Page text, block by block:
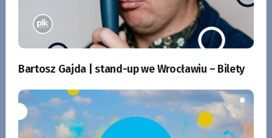
Bartosz Gajda | stand-up we Wrocławiu – Bilety